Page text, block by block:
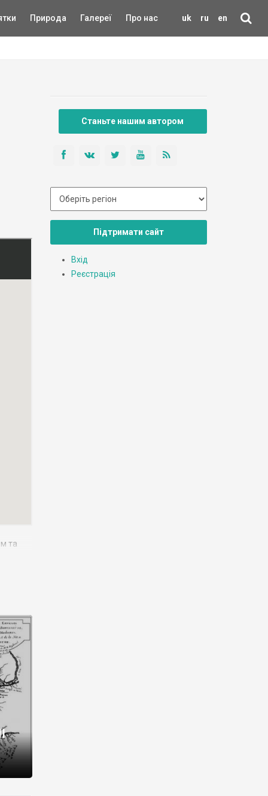
uk ru en
Природа Галереї Про нас
та
Станьте нашим автором
Підтримати сайт
Вхід
Реєстрація